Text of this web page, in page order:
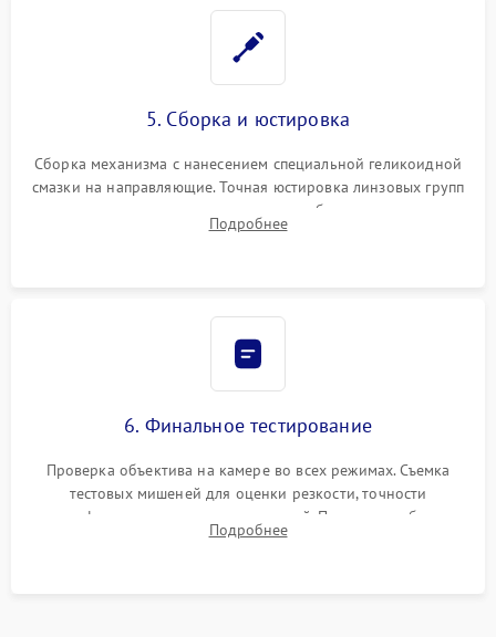
5. Сборка и юстировка
Сборка механизма с нанесением специальной геликоидной
смазки на направляющие. Точная юстировка линзовых групп
программным или механическим способом для устранения
бэк
Подробнее
6. Финальное тестирование
Проверка объектива на камере во всех режимах. Съемка
тестовых мишеней для оценки резкости, точности
автофокуса и отсутствия искажений. Проверка работы
диафрагмы на закрытых значениях и тестирование
Подробнее